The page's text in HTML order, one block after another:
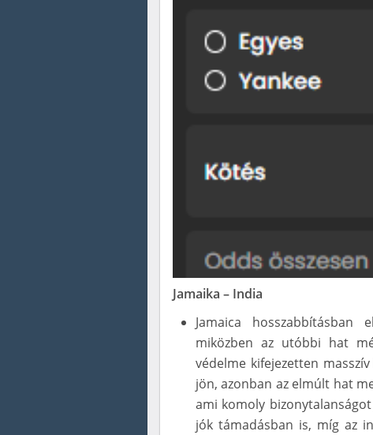
Jamaika – India
Jamaica hosszabbításban
miközben az utóbbi hat
védelme kifejezetten
jön, azonban az elmúlt hat
ami komoly
jók támadásban is, míg az